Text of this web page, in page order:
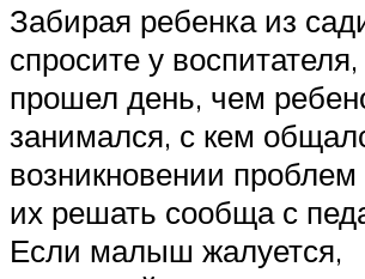
Забирая ребенка из
спросите у воспитателя,
прошел день, чем
занимался, с кем
возникновении проблем
их решать сообща с
Если малыш жалуется,